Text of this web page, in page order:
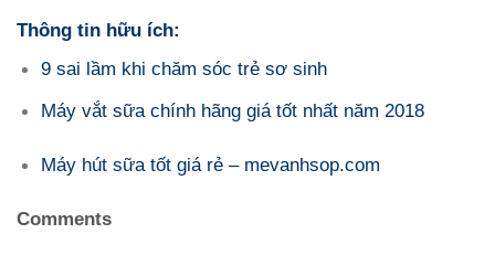
Thông tin hữu ích:
9 sai lầm khi chăm sóc trẻ sơ sinh
Máy vắt sữa chính hãng giá tốt nhất năm 2018
Máy hút sữa tốt giá rẻ – mevanhsop.com
Comments